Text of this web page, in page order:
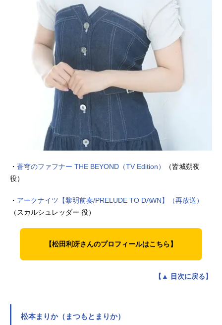
・ 蒼穹のファフナー THE BEYOND（TV Edition）
（皆城朔夜
役）
・ アークナイツ【黎明前奏/PRELUDE TO DAWN】（再放送）
（スカルシュレッダー 役）
【松田利冴さんのプロフィールはこちら】
【▲ 目次に戻る】
松本まりか（まつもとまりか）